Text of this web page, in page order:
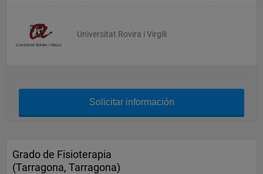
Universitat Rovira i Virgili
Solicitar información
Grado de Fisioterapia
(Tarragona, Tarragona)